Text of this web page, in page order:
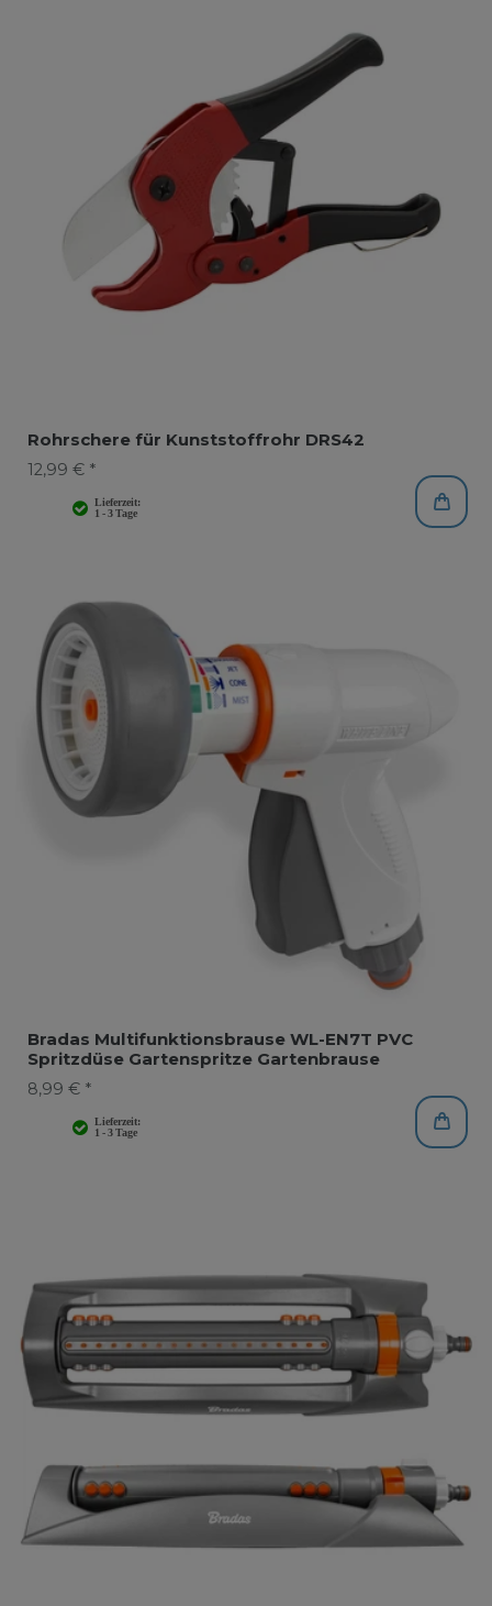
Rohrschere für Kunststoffrohr DRS42
12,99 € *
Bradas Multifunktionsbrause WL-EN7T PVC
Spritzdüse Gartenspritze Gartenbrause
8,99 € *